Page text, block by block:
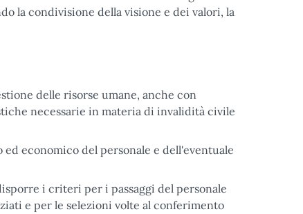
la condivisione della visione e dei valori, la
delle risorse umane, anche con
necessarie in materia di invalidità civile
economico del personale e dell'eventuale
i criteri per i passaggi del personale
e per le selezioni volte al conferimento